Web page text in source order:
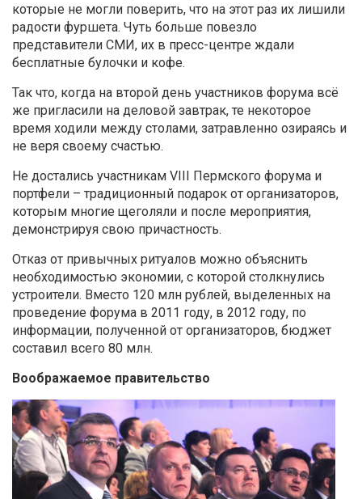
которые не могли поверить, что на этот раз их лишили
радости фуршета. Чуть больше повезло
представители СМИ, их в пресс-центре ждали
бесплатные булочки и кофе.
Так что, когда на второй день участников форума всё
же пригласили на деловой завтрак, те некоторое
время ходили между столами, затравленно озираясь и
не веря своему счастью.
Не достались участникам VIII Пермского форума и
портфели – традиционный подарок от организаторов,
которым многие щеголяли и после мероприятия,
демонстрируя свою причастность.
Отказ от привычных ритуалов можно объяснить
необходимостью экономии, с которой столкнулись
устроители. Вместо 120 млн рублей, выделенных на
проведение форума в 2011 году, в 2012 году, по
информации, полученной от организаторов, бюджет
составил всего 80 млн.
Воображаемое правительство